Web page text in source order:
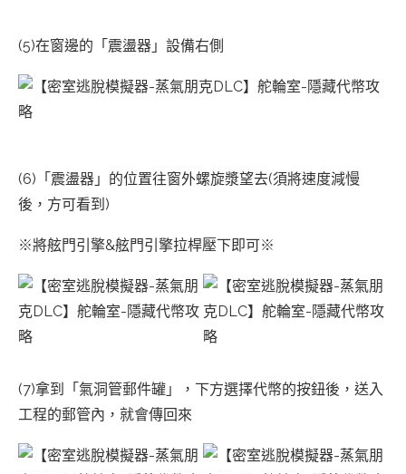
(5)在窗邊的「震盪器」設備右側
(6)「震盪器」的位置往窗外螺旋漿望去(須將速度減慢
後，方可看到)
※將舷門引擎&舷門引擎拉桿壓下即可※
(7)拿到「氣洞管郵件罐」，下方選擇代幣的按鈕後，送入
工程的郵管內，就會傳回來